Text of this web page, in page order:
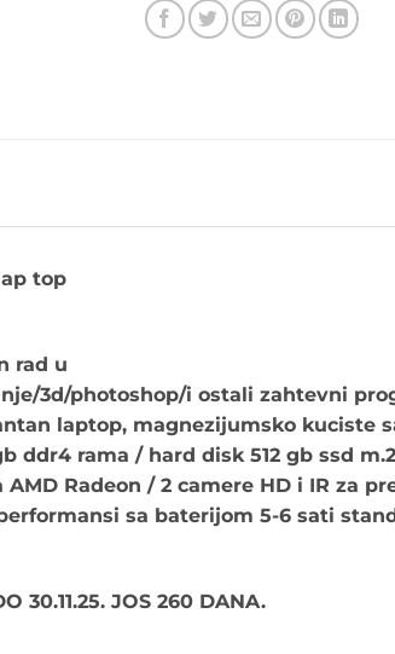
top
rad u
3d/photoshop/i ostali zahtevni
laptop, magnezijumsko kuciste
ddr4 rama / hard disk 512 gb ssd
Radeon / 2 camere HD i IR za
sa baterijom 5-6 sati
30.11.25. JOS 260 DANA.